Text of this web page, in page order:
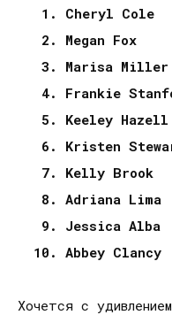
1. Cheryl Cole
2. Megan Fox
3. Marisa Miller
4. Frankie
5. Keeley Hazell
6. Kristen
7. Kelly Brook
8. Adriana Lima
9. Jessica Alba
10. Abbey Clancy
Хочется с